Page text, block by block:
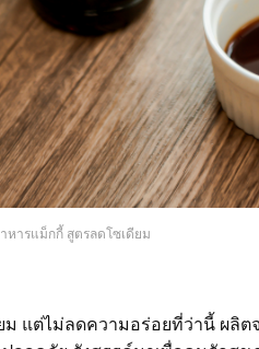
หารแม็กกี้ สูตรลดโซเดียม
แต่ไม่ลดความอร่อยที่ว่านี้ ผลิ